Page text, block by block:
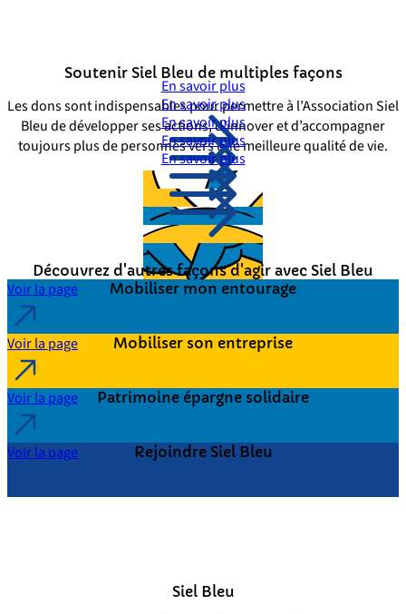
Soutenir Siel Bleu de multiples façons
Les dons sont indispensables pour permettre à l’Association Siel
Bleu de développer ses actions, d’innover et d’accompagner
toujours plus de personnes vers une meilleure qualité de vie.
Don par chèque
En savoir plus
Don en ligne
En savoir plus
Don régulier
En savoir plus
Don gratuit
En savoir plus
Autrement
En savoir plus
Découvrez d'autres façons d'agir avec Siel Bleu
Mobiliser mon entourage
Voir la page
Mobiliser son entreprise
Voir la page
Patrimoine épargne solidaire
Voir la page
Rejoindre Siel Bleu
Voir la page
Siel Bleu